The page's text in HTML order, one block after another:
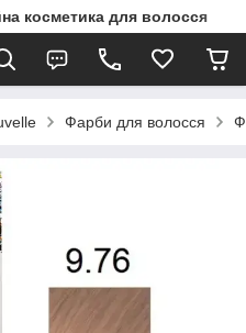
косметика для волосся
Фарби для волосся